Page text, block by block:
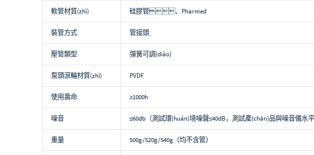
軟管材質(zhì) 硅膠管、Pharmed
裝管方式 管接頭
壓管類型 彈簧可調(diào)
泵頭滾輪材質(zhì) PVDF
使用壽命 ≥1000h
噪音 ≤60db（測試環(huán)境噪聲≤40dB，測試產(chǎn)品與噪音儀水平
重量 500g/520g/540g（均不含管）